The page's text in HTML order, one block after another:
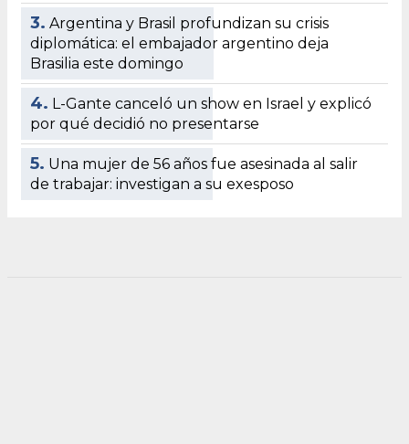
3. Argentina y Brasil profundizan su crisis
diplomática: el embajador argentino deja
Brasilia este domingo
4. L-Gante canceló un show en Israel y explicó
por qué decidió no presentarse
5. Una mujer de 56 años fue asesinada al salir
de trabajar: investigan a su exesposo